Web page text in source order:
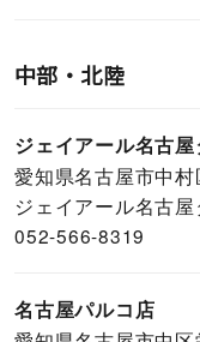
中部・北陸
ジェイアール名古
愛知県名古屋市中
ジェイアール名古
052-566-8319
名古屋パルコ店